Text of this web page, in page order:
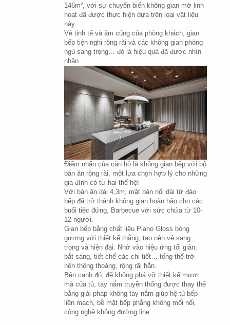
146m², với sự chuyển biến không gian mở linh
hoạt đã được thực hiện dựa trên loại vật liệu
này
Vẻ tinh tế và ấm cúng của phòng khách, gian
bếp tiện nghi rộng rãi và các không gian phòng
ngủ sang trọng… đó là hiệu quả đã được nhìn
nhận.
Điểm nhấn của căn hộ là không gian bếp với bộ
bàn ăn rộng rãi, một lựa chọn hợp lý cho những
gia đình có từ hai thế hệ!
Với bàn ăn dài 4,3m, mặt bàn nối dài từ đảo
bếp đã trở thành không gian hoàn hảo cho các
buổi tiệc đứng, Barbecue với sức chứa từ 10-
12 người.
Gian bếp bằng chất liệu Piano Gloss bóng
gương với thiết kế thẳng, tạo nên vẻ sang
trọng và hiện đại. Nhờ vào hiệu ứng tối giản,
bắt sáng, tiết chế các chi tiết… tổng thể trở
nên thông thoáng, rộng rãi hẳn.
Bên cạnh đó, để không phá vỡ thiết kế mượt
mà của tủ, tay nắm truyền thống được thay thế
bằng giải pháp không tay nắm giúp hệ tủ bếp
liền mạch, bề mặt bếp phẳng không mối nối,
công nghệ không đường line.